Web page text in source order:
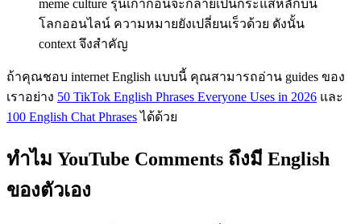
meme culture รุ่นเก่าก่อนจะกลายเป็นกระแสหลักบน
โลกออนไลน์ ความหมายยังเปลี่ยนเร็วด้วย ดังนั้น
context จึงสำคัญ
ถ้าคุณชอบ internet English แบบนี้ คุณสามารถอ่าน guides ของ
เราอย่าง 50 TikTok English Phrases Everyone Uses in 2026 และ
100 English Chat Phrasesได้ด้วย
ทำไม YouTube Comments ถึงมี English
ของตัวเอง